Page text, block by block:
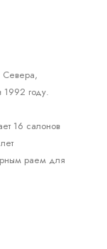
Севера,
1992 году.
16 салонов
раем для